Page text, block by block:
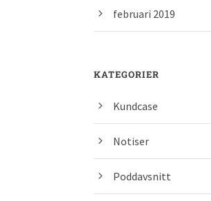
februari 2019
KATEGORIER
Kundcase
Notiser
Poddavsnitt